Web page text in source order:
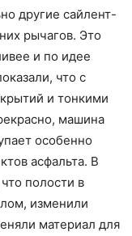
другие сайлент-
рычагов. Это
и по идее
что с
и тонкими
машина
особенно
асфальта. В
полости в
изменили
материал для